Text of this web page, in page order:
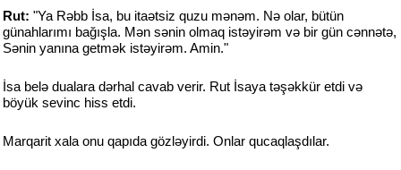
Rut: "Ya Rəbb İsa, bu itaətsiz quzu mənəm. Nə olar, bütün
günahlarımı bağışla. Mən sənin olmaq istəyirəm və bir gün cənnətə,
Sənin yanına getmək istəyirəm. Amin."
İsa belə dualara dərhal cavab verir. Rut İsaya təşəkkür etdi və
böyük sevinc hiss etdi.
Marqarit xala onu qapıda gözləyirdi. Onlar qucaqlaşdılar.